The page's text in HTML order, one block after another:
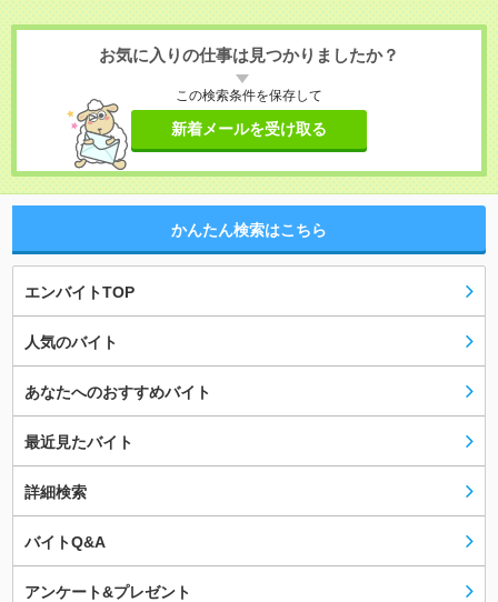
お気に入りの仕事は見つかりましたか？
この検索条件を保存して
新着メールを受け取る
かんたん検索はこちら
エンバイトTOP
人気のバイト
あなたへのおすすめバイト
最近見たバイト
詳細検索
バイトQ&A
アンケート&プレゼント